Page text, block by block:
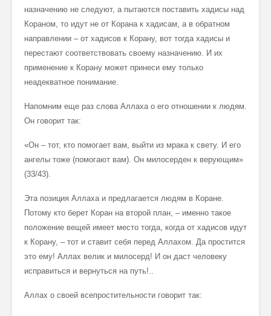
назначению не следуют, а пытаются поставить хадисы над
Кораном, то идут не от Корана к хадисам, а в обратном
направлении – от хадисов к Корану, вот тогда хадисы и
перестают соответствовать своему назначению. И их
применение к Корану может принеси ему только
неадекватное понимание.
Напомним еще раз слова Аллаха о его отношении к людям.
Он говорит так:
«Он – тот, кто помогает вам, выйти из мрака к свету. И его
ангелы тоже (помогают вам). Он милосерден к верующим»
(33/43).
Эта позиция Аллаха и предлагается людям в Коране.
Потому кто берет Коран на второй план, – именно такое
положение вещей имеет место тогда, когда от хадисов идут
к Корану, – тот и ставит себя перед Аллахом. Да простится
это ему! Аллах велик и милосерд! И он даст человеку
исправиться и вернуться на путь!..
Аллах о своей всепростительности говорит так: